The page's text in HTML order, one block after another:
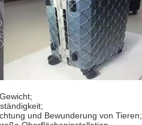
und Bewunderung von Tieren;